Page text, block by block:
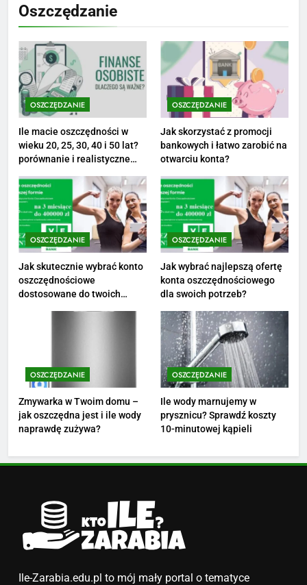
budżet
8
Netflix tagger — czym jest,
opinie i zarobki
PRACA
1
Ile zarabia striptizer: poznaj
aktualne stawki męskiego
striptizera
ZAROBKI
2
Ile zarabia psycholog szkolny:
poznaj średnie zarobki na tym
stanowisku
ZAROBKI
Ile zarabia florysta — średnie
zarobki, dodatki i sposoby na
podwyżkę
ZAROBKI
4
matematyki: średnie zarobki,
Ile zarabia podolog: poznajmy
średnie zarobki na tym
ZAROBKI
Oszczędzanie
OSZCZĘDZANIE
Ile macie oszczędności w
wieku 20, 25, 30, 40 i 50 lat?
porównanie i realistyczne
OSZCZĘDZANIE
Jak skorzystać z promocji
bankowych i łatwo zarobić na
otwarciu konta?
OSZCZĘDZANIE
Jak skutecznie wybrać konto
oszczędnościowe
dostosowane do twoich
OSZCZĘDZANIE
Jak wybrać najlepszą ofertę
konta oszczędnościowego
dla swoich potrzeb?
OSZCZĘDZANIE
Zmywarka w Twoim domu –
jak oszczędna jest i ile wody
naprawdę zużywa?
OSZCZĘDZANIE
Ile wody marnujemy w
prysznicu? Sprawdź koszty
10-minutowej kąpieli
Ile-Zarabia.edu.pl to mój mały portal o tematyce